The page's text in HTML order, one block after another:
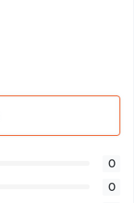
0
0